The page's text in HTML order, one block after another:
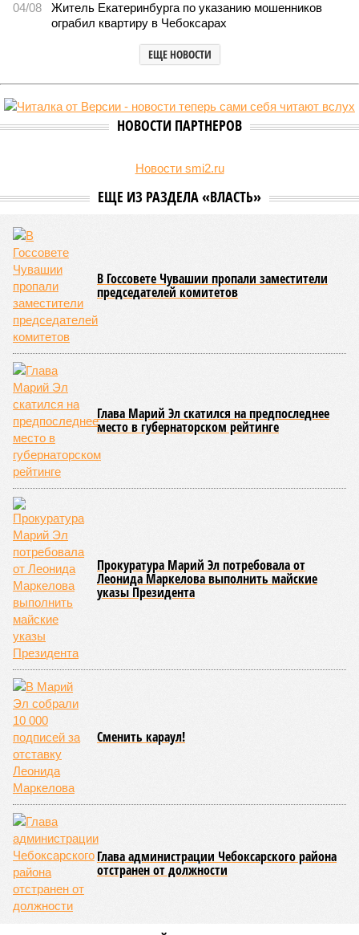
04/08
Житель Екатеринбурга по указанию мошенников
ограбил квартиру в Чебоксарах
ЕЩЕ НОВОСТИ
НОВОСТИ ПАРТНЕРОВ
Новости smi2.ru
ЕЩЕ ИЗ РАЗДЕЛА «ВЛАСТЬ»
В Госсовете Чувашии пропали заместители
председателей комитетов
Глава Марий Эл скатился на предпоследнее
место в губернаторском рейтинге
Прокуратура Марий Эл потребовала от
Леонида Маркелова выполнить майские
указы Президента
Сменить караул!
Глава администрации Чебоксарского района
отстранен от должности